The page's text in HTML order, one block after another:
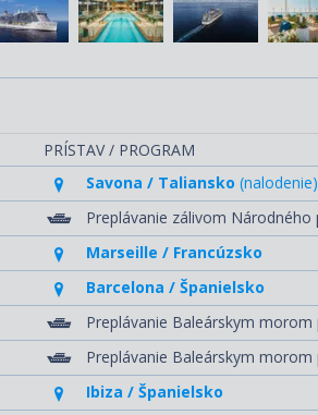
PRÍSTAV / PROGRAM
Savona / Taliansko (nalodenie)
Preplávanie zálivom Národného
Marseille / Francúzsko
Barcelona / Španielsko
Preplávanie Baleárskym
Preplávanie Baleárskym
Ibiza / Španielsko